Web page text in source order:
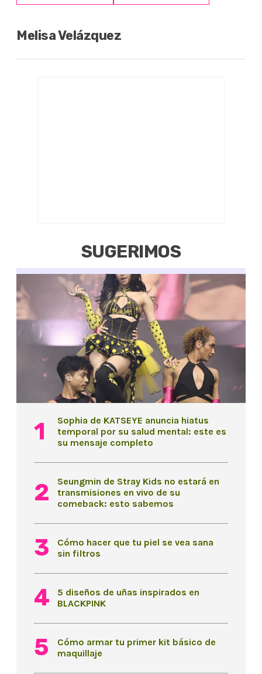
Melisa Velázquez
SUGERIMOS
Sophia de KATSEYE anuncia hiatus
temporal por su salud mental: este es
su mensaje completo
Seungmin de Stray Kids no estará en
transmisiones en vivo de su
comeback: esto sabemos
Cómo hacer que tu piel se vea sana
sin filtros
5 diseños de uñas inspirados en
BLACKPINK
Cómo armar tu primer kit básico de
maquillaje